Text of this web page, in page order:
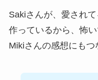
Sakiさんが、愛され
作っているから、怖
Mikiさんの感想にもつ